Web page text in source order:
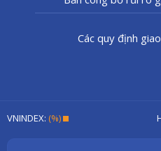
Các quy định
VNINDEX: (%)